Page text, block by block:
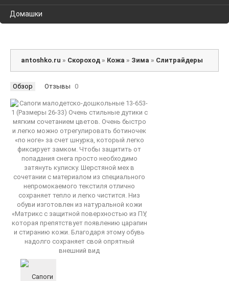
Домашки
antoshko.ru » Скороход » Кожа » Зима » Слитрайдеры
Обзор Отзывы 0